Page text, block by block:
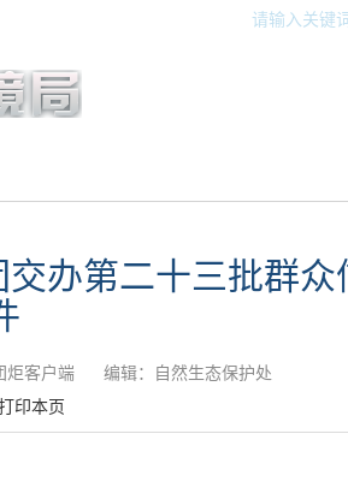
办第二十三批群众
炬客户端
编辑：自然生态保护处
印本页